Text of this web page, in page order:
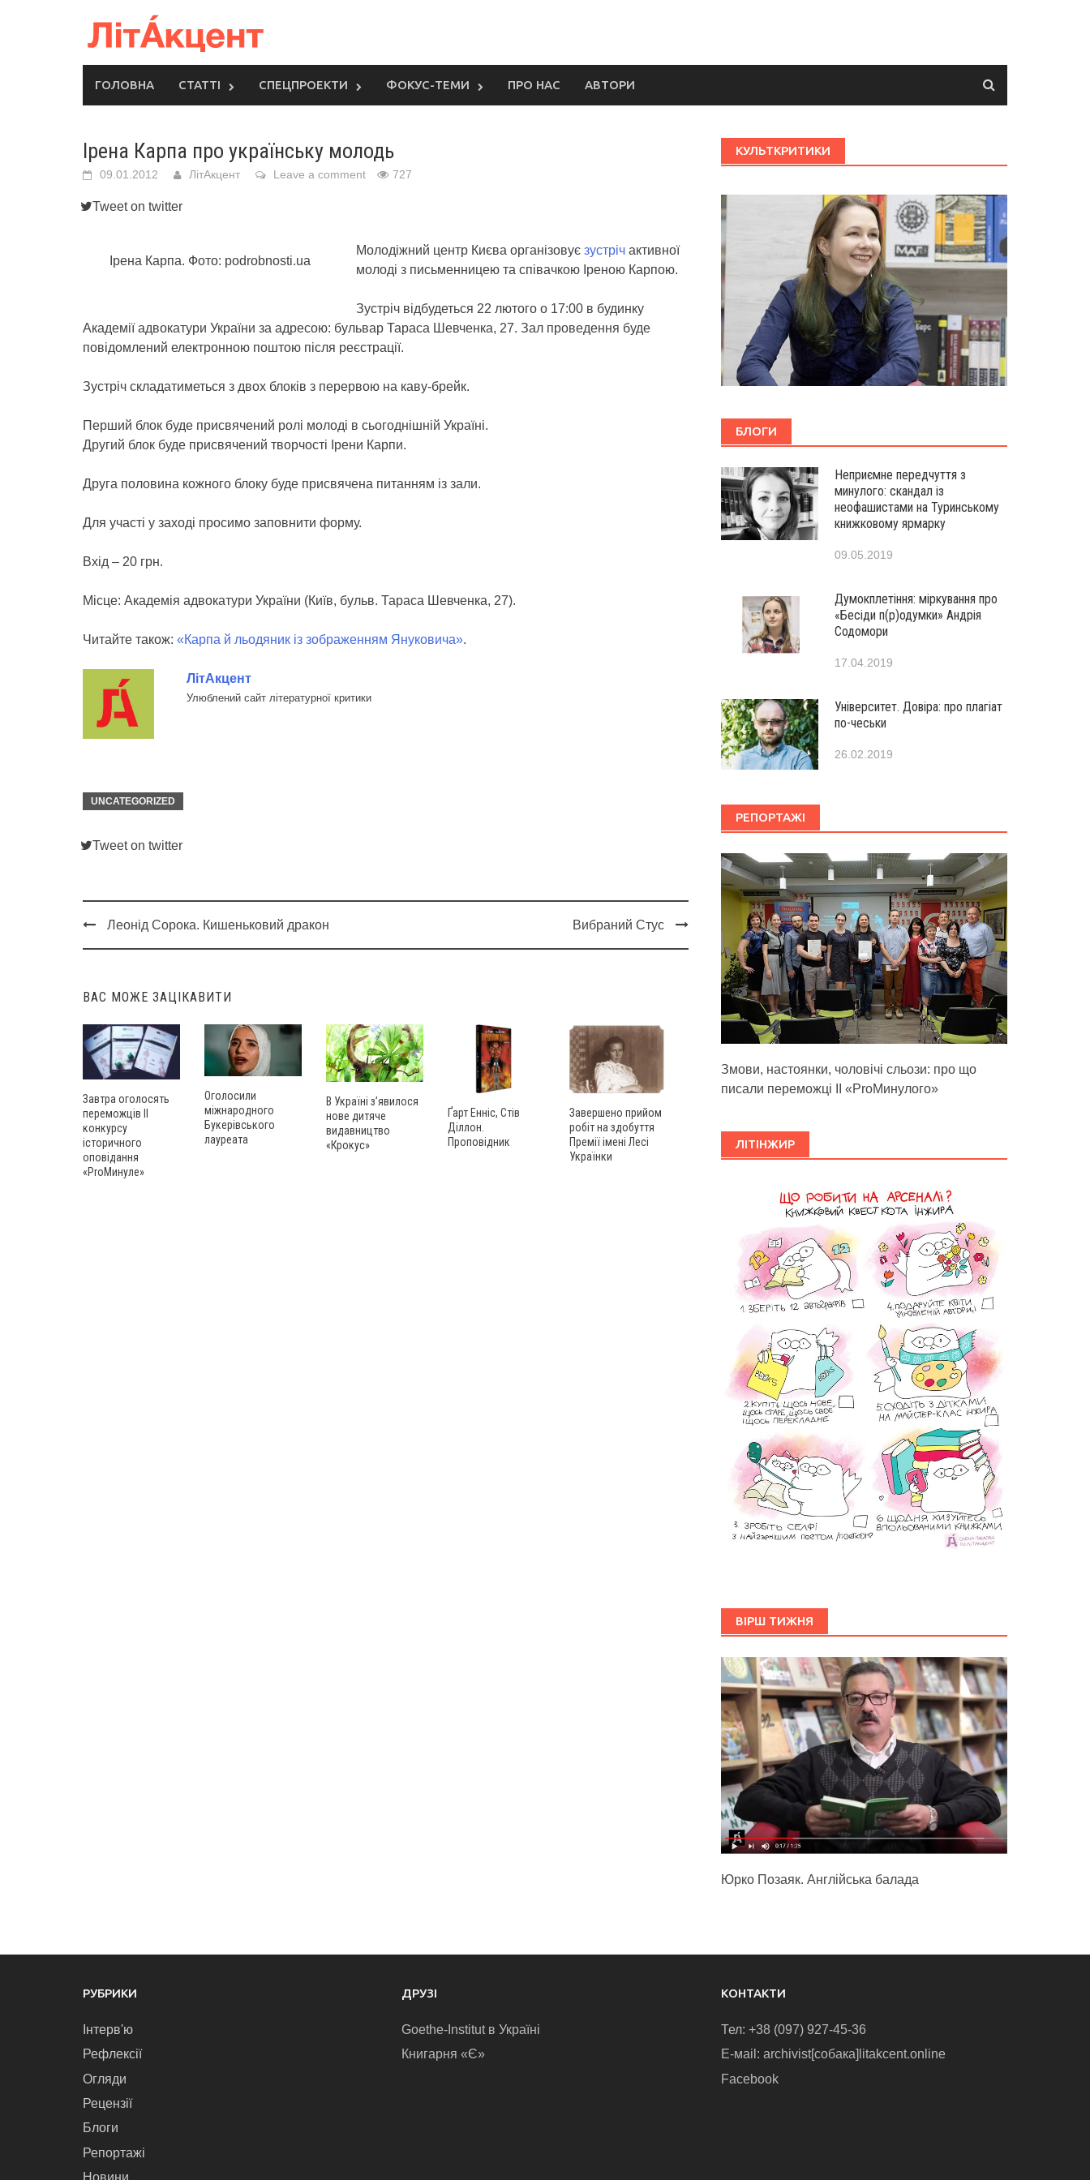
ГОЛОВНА СТАТТІ СПЕЦПРОЕКТИ ФОКУС-ТЕМИ ПРО НАС АВТОРИ
Ірена Карпа про українську молодь
09.01.2012 ЛітАкцент Leave a comment 727
Tweet on twitter
Ірена Карпа. Фото: podrobnosti.ua
Молодіжний центр Києва організовує зустріч активної
молоді з письменницею та співачкою Іреною Карпою.
Зустріч відбудеться 22 лютого о 17:00 в будинку
Академії адвокатури України за адресою: бульвар Тараса Шевченка, 27. Зал проведення буде
повідомлений електронною поштою після реєстрації.
Зустріч складатиметься з двох блоків з перервою на каву-брейк.
Перший блок буде присвячений ролі молоді в сьогоднішній Україні.
Другий блок буде присвячений творчості Ірени Карпи.
Друга половина кожного блоку буде присвячена питанням із зали.
Для участі у заході просимо заповнити форму.
Вхід – 20 грн.
Місце: Академія адвокатури України (Київ, бульв. Тараса Шевченка, 27).
Читайте також: «Карпа й льодяник із зображенням Януковича».
ЛітАкцент
Улюблений сайт літературної критики
UNCATEGORIZED
Tweet on twitter
Post
Леонід Сорока. Кишеньковий дракон Вибраний Стус
ВАС МОЖЕ ЗАЦІКАВИТИ
Завтра оголосять
переможців ІІ
конкурсу
історичного
оповідання
«ProМинуле»
Оголосили
міжнародного
Букерівського
лауреата
В Україні з’явилося
нове дитяче
видавництво
«Крокус»
Ґарт Енніс, Стів
Діллон.
Проповідник
Завершено прийом
робіт на здобуття
Премії імені Лесі
Українки
КУЛЬТКРИТИКИ
БЛОГИ
Неприємне передчуття з
минулого: скандал із
неофашистами на Туринському
книжковому ярмарку
09.05.2019
Думокплетіння: міркування про
«Бесіди п(р)одумки» Андрія
Содомори
17.04.2019
Університет. Довіра: про плагіат
по-чеськи
26.02.2019
РЕПОРТАЖІ
Змови, настоянки, чоловічі сльози: про що
писали переможці ІІ «ProМинулого»
ЛІТІНЖИР
ВІРШ ТИЖНЯ
Юрко Позаяк. Англійська балада
РУБРИКИ
Інтерв'ю
Рефлексії
Огляди
Рецензії
Блоги
Репортажі
Новини
ДРУЗІ
Goethe-Institut в Україні
Книгарня «Є»
КОНТАКТИ
Тел: +38 (097) 927-45-36
E-маіl: archivist[собака]litakcent.online
Facebook